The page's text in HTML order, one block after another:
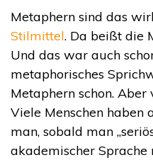
Metaphern sind das
Stilmittel. Da beißt die
Und das war auch
metaphorisches
Metaphern schon.
Viele Menschen haben
man, sobald man
akademischer Sprache